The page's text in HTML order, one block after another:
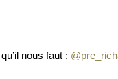
nous faut :